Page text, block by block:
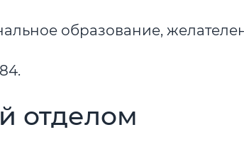
образование,
отделом